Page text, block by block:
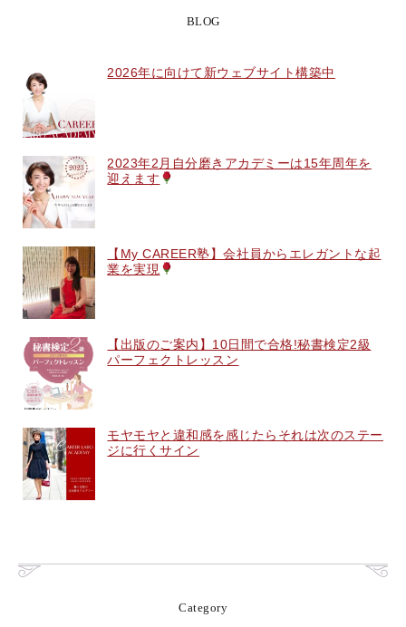
BLOG
2026年に向けて新ウェブサイト構築中
2023年2月自分磨きアカデミーは15年周年を
迎えます
【My CAREER塾】会社員からエレガントな起
業を実現
【出版のご案内】10日間で合格!秘書検定2級
パーフェクトレッスン
モヤモヤと違和感を感じたらそれは次のステー
ジに行くサイン
Category